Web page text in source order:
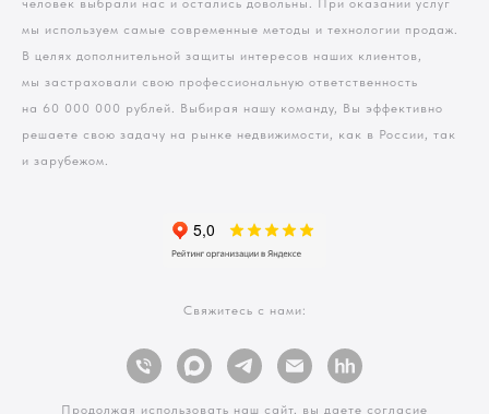
человек выбрали нас и остались довольны. При оказании услуг
мы используем самые современные методы и технологии продаж.
В целях дополнительной защиты интересов наших клиентов,
мы застраховали свою профессиональную ответственность
на 60 000 000 рублей. Выбирая нашу команду, Вы эффективно
решаете свою задачу на рынке недвижимости, как в России, так
и зарубежом.
Свяжитесь с нами:
Продолжая использовать наш сайт, вы даете согласие